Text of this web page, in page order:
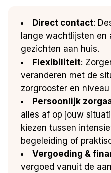
Direct contact:
lange wachtlijsten en
gezichten aan huis.
Flexibiliteit:
veranderen met de
zorgrooster en
Persoonlijk
alles af op jouw
kiezen tussen
begeleiding of
Vergoeding &
vergoed vanuit de